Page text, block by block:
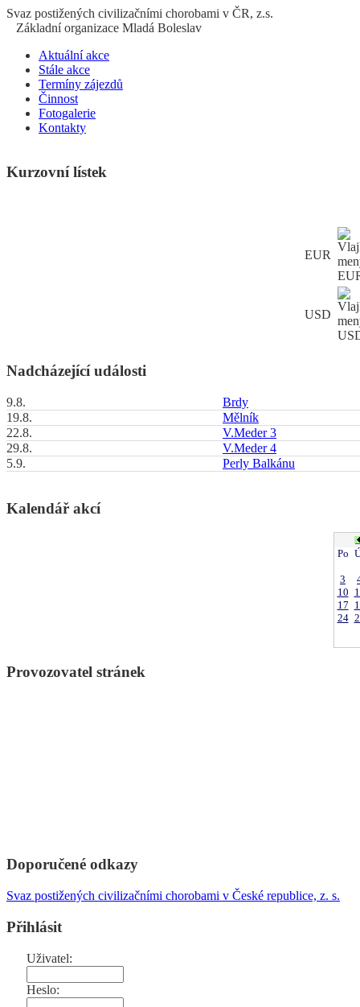
Svaz postižených civilizačními chorobami v ČR, z.s.
Základní organizace Mladá Boleslav
Aktuální akce
Stále akce
Termíny zájezdů
Činnost
Fotogalerie
Kontakty
Kurzovní lístek
EUR
USD
Nadcházející události
9.8.
Brdy
19.8.
Mělník
22.8.
V.Meder 3
29.8.
V.Meder 4
5.9.
Perly Balkánu
Kalendář akcí
Po
3
10
17
24
Provozovatel stránek
Doporučené odkazy
Svaz postižených civilizačními chorobami v České republice, z. s.
Přihlásit
Uživatel:
Heslo: